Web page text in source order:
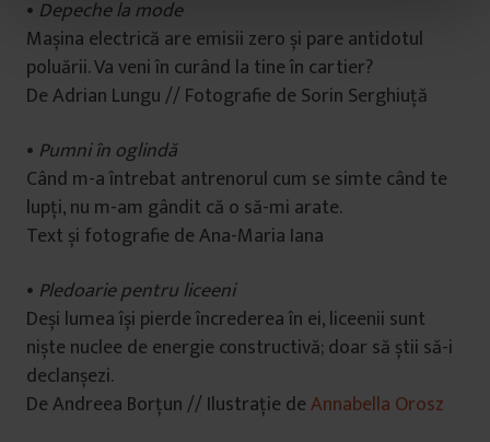
• Depeche la mode
Mașina electrică are emisii zero și pare antidotul
poluării. Va veni în curând la tine în cartier?
De Adrian Lungu // Fotografie de Sorin Serghiuță
• Pumni în oglindă
Când m-a întrebat antrenorul cum se simte când te
lupți, nu m-am gândit că o să-mi arate.
Text și fotografie de Ana-Maria Iana
• Pledoarie pentru liceeni
Deși lumea își pierde încrederea în ei, liceenii sunt
niște nuclee de energie constructivă; doar să știi să-i
declanșezi.
De Andreea Borțun // Ilustrație deAnnabella Orosz